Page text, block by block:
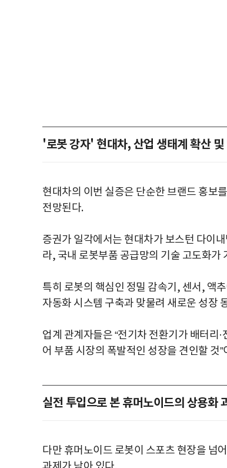
'로봇 강자' 현대차, 산업 생태계 확산
현대차의 이번 실증은 단순한 브랜드 홍보
전망된다.
증권가 일각에서는 현대차가 보스턴 다이
라, 국내 로봇부품 공급망의 기술 고도화가
특히 로봇의 핵심인 정밀 감속기, 센서, 액
자동화 시스템 구축과 맞물려 새로운 성장
업계 관계자들은 “전기차 전환기가 배터리
어 부품 시장의 폭발적인 성장을 견인할 것
실전 투입으로 본 휴머노이드의 상용화
다만 휴머노이드 로봇이 스포츠 현장을 넘